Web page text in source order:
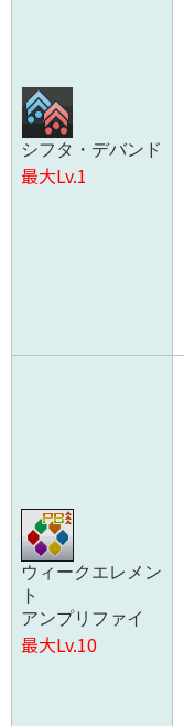
シフタ・デバンド
最大Lv.1
ウィークエレメン
ト
アンプリファイ
最大Lv.10